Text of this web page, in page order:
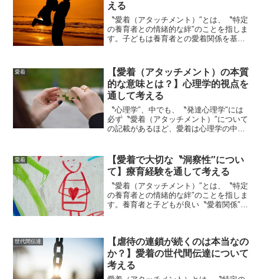
える
〝愛着（アタッチメント）″とは、〝特定
の養育者との情緒的な絆″のことを指しま
す。子どもは養育者との愛着関係を基盤
〝父親″も重要な存在になります。それで
は、父親が不在の場...
愛着
【愛着（アタッチメント）の本質
的な意味とは？】心理学的視点を
通して考える
〝心理学″、中でも、〝発達心理学″には
必ず〝愛着（アタッチメント）″について
の記載があるほど、愛着は心理学の中で
には、〝愛着（アタッチメント）″がキー
になっています。そ...
愛着
【愛着で大切な〝洞察性″につい
て】療育経験を通して考える
〝愛着（アタッチメント）″とは、〝特定
の養育者との情緒的な絆″のことを指しま
す。養育者と子どもが良い〝愛着関係″を
者が〝適切な...
世代間伝達
【虐待の連鎖が続くのは本当なの
か？】愛着の世代間伝達について
考える